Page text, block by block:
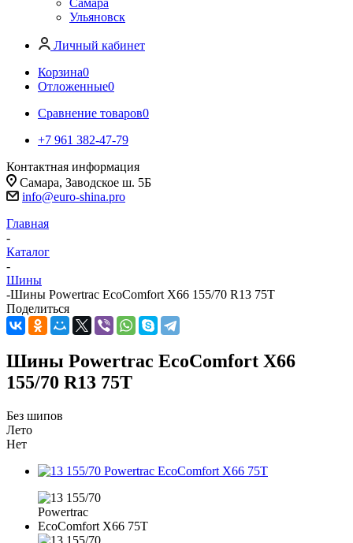
Самара
Ульяновск
Личный кабинет
Корзина0
Отложенные0
Сравнение товаров0
+7 961 382-47-79
Контактная информация
Самара, Заводское ш. 5Б
info@euro-shina.pro
Главная
-
Каталог
-
Шины
-Шины Powertrac EcoComfort X66 155/70 R13 75T
Поделиться
Шины Powertrac EcoComfort X66
155/70 R13 75T
Без шипов
Лето
Нет